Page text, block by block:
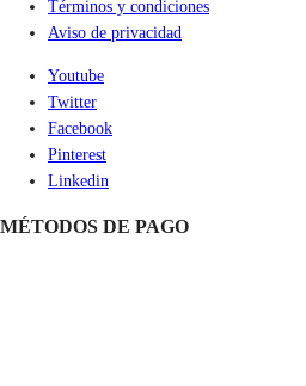
Términos y condiciones
Aviso de privacidad
Youtube
Twitter
Facebook
Pinterest
Linkedin
MÉTODOS DE PAGO